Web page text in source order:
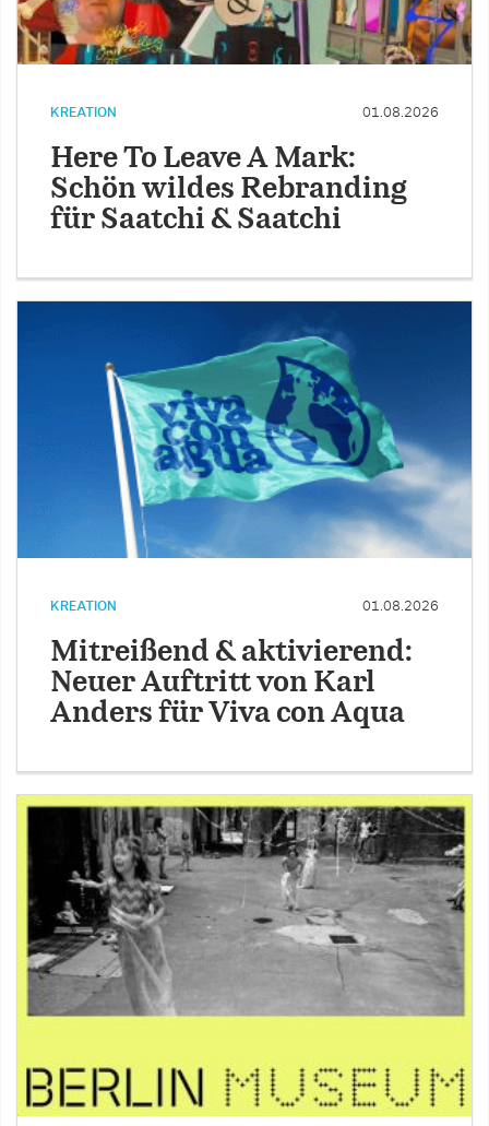
KREATION 01.08.2026
Here To Leave A Mark:
Schön wildes Rebranding
für Saatchi & Saatchi
KREATION 01.08.2026
Mitreißend & aktivierend:
Neuer Auftritt von Karl
Anders für Viva con Aqua